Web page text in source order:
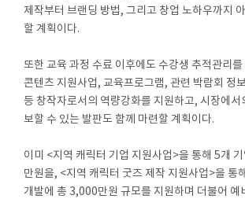
제작부터 브랜딩 방법, 그리고 창업 노하우까지
할 계획이다.
또한 교육 과정 수료 이후에도 수강생 추적관리를
콘텐츠 지원사업, 교육프로그램, 관련 박람회 정
등 창작자로서의 역량강화를 지원하고, 시장에서
보할 수 있는 발판도 함께 마련할 계획이다.
이미 <지역 캐릭터 기업 지원사업>을 통해 5개
만원을, <지역 캐릭터 굿즈 제작 지원사업>을 통
개발에 총 3,000만원 규모를 지원하며 더불어 예